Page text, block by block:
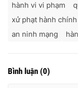
hành vi vi phạm
xử phạt hành chính
an ninh mạng
Bình luận (0)